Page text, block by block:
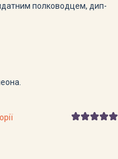
полководцем, дип­